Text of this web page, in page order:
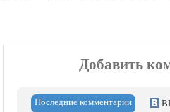
Добавить
Последние комментарии